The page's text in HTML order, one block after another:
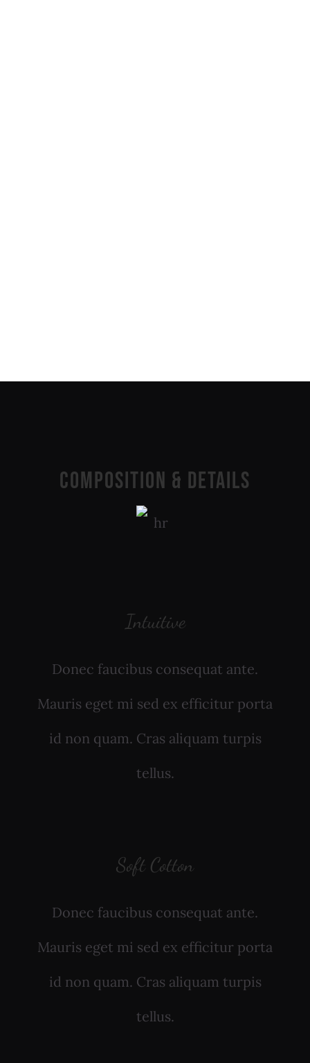
Composition & Details
Intuitive
Donec faucibus consequat ante.
Mauris eget mi sed ex efficitur porta
id non quam. Cras aliquam turpis
tellus.
Soft Cotton
Donec faucibus consequat ante.
Mauris eget mi sed ex efficitur porta
id non quam. Cras aliquam turpis
tellus.